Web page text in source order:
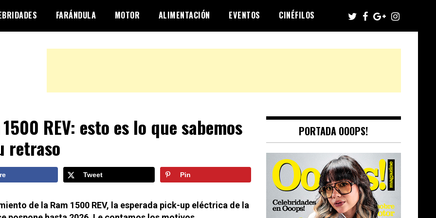
FARÁNDULA MOTOR ALIMENTACIÓN EVENTOS CINÉFILOS
REV: esto es lo que sabemos
retraso
Tweet Pin
de la Ram 1500 REV, la esperada pick-up eléctrica de la
PORTADA OOOPS!